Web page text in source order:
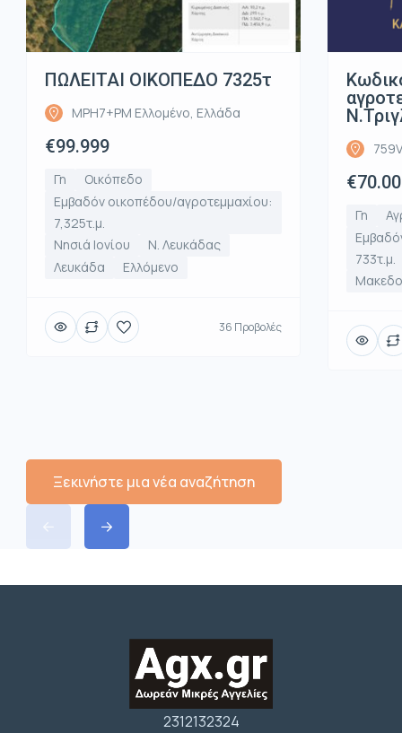
ΠΩΛΕΙΤΑΙ ΟΙΚΟΠΕΔΟ 7325τ
MPH7+PM Ελλομένο, Ελλάδα
€99.999
Γη
Οικόπεδο
Εμβαδόν οικοπέδου/αγροτεμμαχίου:
7,325τ.μ.
Νησιά Ιονίου
Ν. Λευκάδας
Λευκάδα
Ελλόμενο
36 Προβολές
Γη
733τ.μ.
Ξεκινήστε μια νέα αναζήτηση
2312132324